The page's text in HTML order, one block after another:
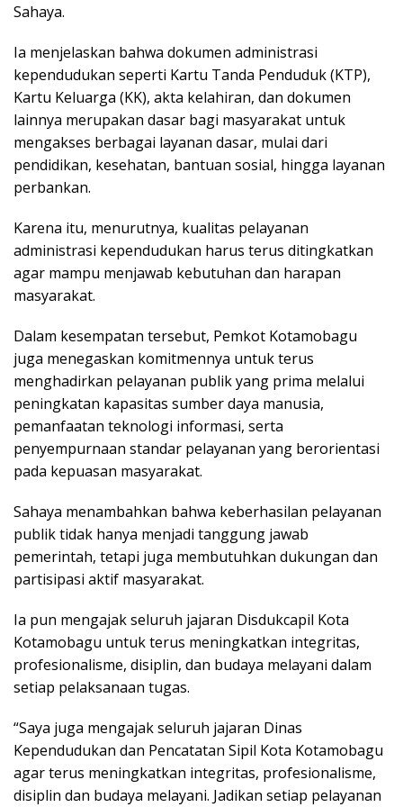
Sahaya.
Ia menjelaskan bahwa dokumen administrasi
kependudukan seperti Kartu Tanda Penduduk (KTP),
Kartu Keluarga (KK), akta kelahiran, dan dokumen
lainnya merupakan dasar bagi masyarakat untuk
mengakses berbagai layanan dasar, mulai dari
pendidikan, kesehatan, bantuan sosial, hingga layanan
perbankan.
Karena itu, menurutnya, kualitas pelayanan
administrasi kependudukan harus terus ditingkatkan
agar mampu menjawab kebutuhan dan harapan
masyarakat.
Dalam kesempatan tersebut, Pemkot Kotamobagu
juga menegaskan komitmennya untuk terus
menghadirkan pelayanan publik yang prima melalui
peningkatan kapasitas sumber daya manusia,
pemanfaatan teknologi informasi, serta
penyempurnaan standar pelayanan yang berorientasi
pada kepuasan masyarakat.
Sahaya menambahkan bahwa keberhasilan pelayanan
publik tidak hanya menjadi tanggung jawab
pemerintah, tetapi juga membutuhkan dukungan dan
partisipasi aktif masyarakat.
Ia pun mengajak seluruh jajaran Disdukcapil Kota
Kotamobagu untuk terus meningkatkan integritas,
profesionalisme, disiplin, dan budaya melayani dalam
setiap pelaksanaan tugas.
“Saya juga mengajak seluruh jajaran Dinas
Kependudukan dan Pencatatan Sipil Kota Kotamobagu
agar terus meningkatkan integritas, profesionalisme,
disiplin dan budaya melayani. Jadikan setiap pelayanan